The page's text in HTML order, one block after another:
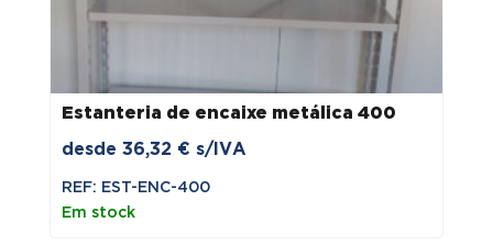
Estanteria de encaixe metálica 400
desde 36,32 € s/IVA
REF: EST-ENC-400
Em stock